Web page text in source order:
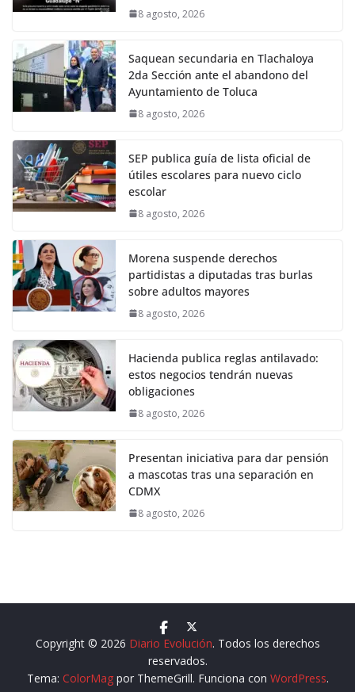
8 agosto, 2026
Saquean secundaria en Tlachaloya
2da Sección ante el abandono del
Ayuntamiento de Toluca
8 agosto, 2026
SEP publica guía de lista oficial de
útiles escolares para nuevo ciclo
escolar
8 agosto, 2026
Morena suspende derechos
partidistas a diputadas tras burlas
sobre adultos mayores
8 agosto, 2026
Hacienda publica reglas antilavado:
estos negocios tendrán nuevas
obligaciones
8 agosto, 2026
Presentan iniciativa para dar pensión
a mascotas tras una separación en
CDMX
8 agosto, 2026
Copyright © 2026 Diario Evolución. Todos los derechos
reservados.
Tema: ColorMagpor ThemeGrill. Funciona con WordPress.